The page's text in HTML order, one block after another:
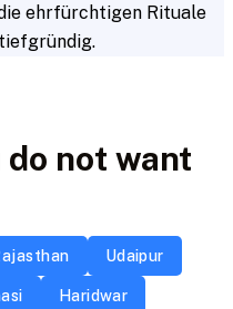
ehrfürchtigen Rituale
not want
Udaipur
Haridwar